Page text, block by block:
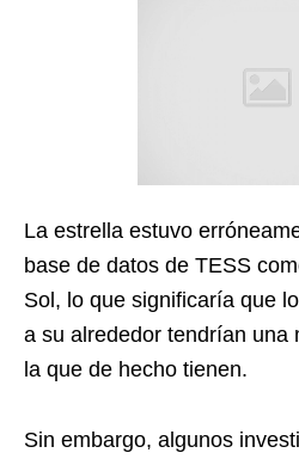
La estrella estuvo
base de datos de TESS
Sol, lo que significaría que
a su alrededor tendrían una
la que de hecho tienen.
Sin embargo, algunos